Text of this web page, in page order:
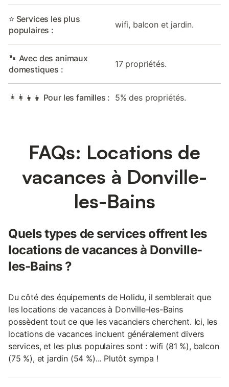
⭐ Services les plus
populaires :
wifi, balcon et jardin.
🐾 Avec des animaux
domestiques :
17 propriétés.
👩‍👩‍👧‍👦 Pour les familles : 5% des propriétés.
FAQs: Locations de
vacances à Donville-
les-Bains
Quels types de services offrent les
locations de vacances à Donville-
les-Bains ?
Du côté des équipements de Holidu, il semblerait que
les locations de vacances à Donville-les-Bains
possèdent tout ce que les vacanciers cherchent. Ici, les
locations de vacances incluent généralement divers
services, et les plus populaires sont : wifi (81 %), balcon
(75 %), et jardin (54 %)... Plutôt sympa !